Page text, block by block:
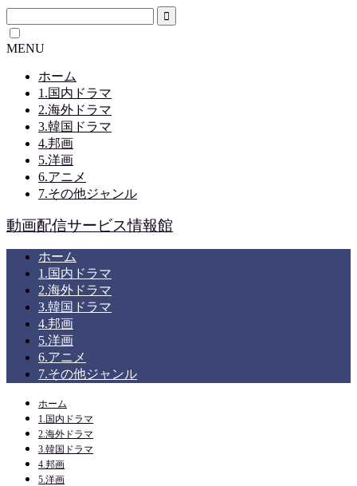
MENU
ホーム
1.国内ドラマ
2.海外ドラマ
3.韓国ドラマ
4.邦画
5.洋画
6.アニメ
7.その他ジャンル
動画配信サービス情報館
ホーム
1.国内ドラマ
2.海外ドラマ
3.韓国ドラマ
4.邦画
5.洋画
6.アニメ
7.その他ジャンル
ホーム
1.国内ドラマ
2.海外ドラマ
3.韓国ドラマ
4.邦画
5.洋画